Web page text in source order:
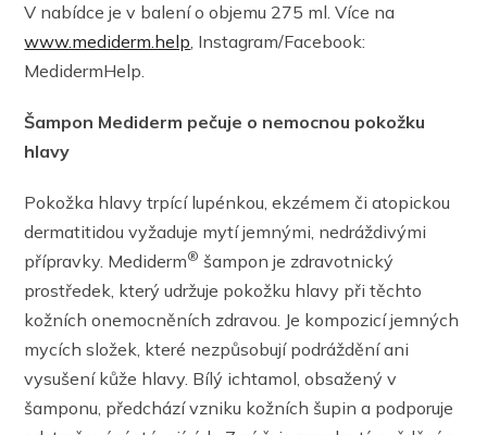
V nabídce je v balení o objemu 275 ml. Více na
www.mediderm.help, Instagram/Facebook:
MedidermHelp.
Šampon Mediderm pečuje o nemocnou pokožku
hlavy
Pokožka hlavy trpící lupénkou, ekzémem či atopickou
dermatitidou vyžaduje mytí jemnými, nedráždivými
přípravky. Mediderm® šampon je zdravotnický
prostředek, který udržuje pokožku hlavy při těchto
kožních onemocněních zdravou. Je kompozicí jemných
mycích složek, které nezpůsobují podráždění ani
vysušení kůže hlavy. Bílý ichtamol, obsažený v
šamponu, předchází vzniku kožních šupin a podporuje